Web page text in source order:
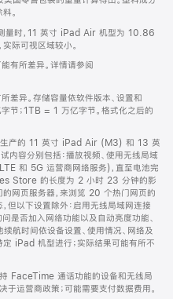
。
量时，11 英寸 iPad Air 机型为 10.86
际可视区域较小。
有所差异。详情请参阅
差异。存储容量依软件版本、设置和
节；1TB = 1 万亿字节。格式化之后的
产的 11 英寸 iPad Air (M3) 和 13 英
容分别包括：播放视频、使用无线局域
和 5G 运营商网络服务)，直至电池完
Store 的长度为 2 小时 23 分钟的影
网页服务器，来浏览 20 个热门网页的
但以下设置除外：启用无线局域网连接
是否加入网络功能以及自动亮度功能、
航时间依设备设置、使用情况、网络及
iPad 机型进行；实际结果可能有所不
FaceTime 通话功能的设备和无线局
于运营商政策；可能需要支付数据费用。